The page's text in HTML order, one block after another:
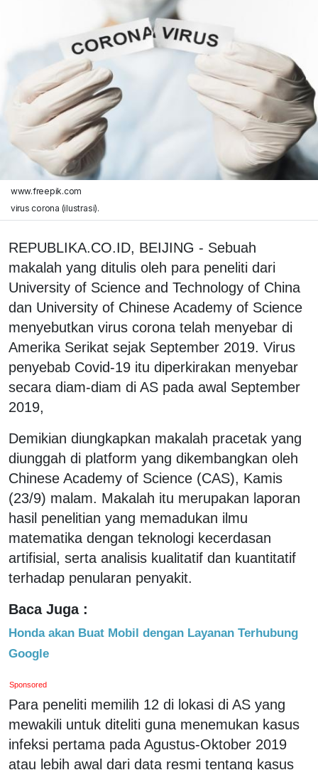
www.freepik.com
virus corona (ilustrasi).
REPUBLIKA.CO.ID, BEIJING - Sebuah
makalah yang ditulis oleh para peneliti dari
University of Science and Technology of China
dan University of Chinese Academy of Science
menyebutkan virus corona telah menyebar di
Amerika Serikat sejak September 2019. Virus
penyebab Covid-19 itu diperkirakan menyebar
secara diam-diam di AS pada awal September
2019,
Demikian diungkapkan makalah pracetak yang
diunggah di platform yang dikembangkan oleh
Chinese Academy of Science (CAS), Kamis
(23/9) malam. Makalah itu merupakan laporan
hasil penelitian yang memadukan ilmu
matematika dengan teknologi kecerdasan
artifisial, serta analisis kualitatif dan kuantitatif
terhadap penularan penyakit.
Baca Juga :
Honda akan Buat Mobil dengan Layanan Terhubung
Google
Sponsored
Para peneliti memilih 12 di lokasi di AS yang
mewakili untuk diteliti guna menemukan kasus
infeksi pertama pada Agustus-Oktober 2019
atau lebih awal dari data resmi tentang kasus